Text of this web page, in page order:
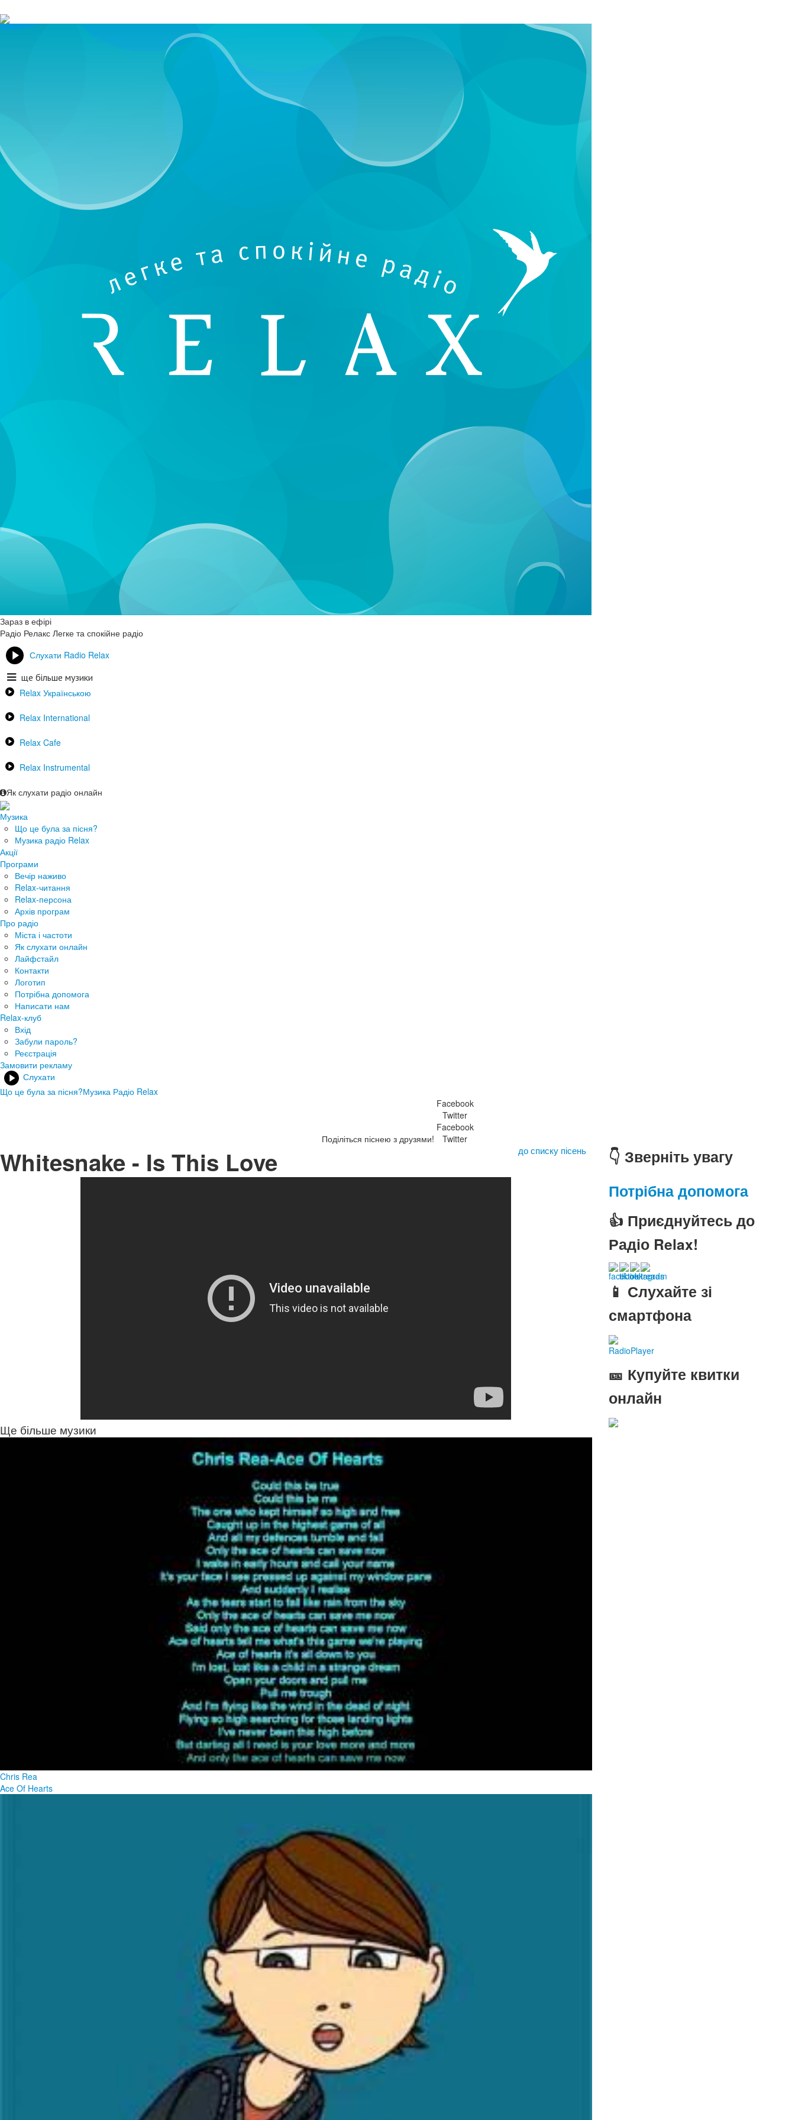
Зараз в ефірі
Радіо Релакс Легке та спокійне радіо
Слухати Radio Relax
ще більше музики
Relax Українською
Relax International
Relax Cafe
Relax Instrumental
Як слухати радіо онлайн
Музика
Що це була за пісня?
Музика радіо Relax
Акції
Програми
Вечір наживо
Relax-читання
Relax-персона
Архів програм
Про радіо
Міста і частоти
Як слухати онлайн
Лайфстайл
Контакти
Логотип
Потрібна допомога
Написати нам
Relax-клуб
Вхід
Забули пароль?
Реєстрація
Замовити рекламу
Слухати
Що це була за пісня?Музика Радіо Relax
Поділіться піснею з друзями!
Facebook
Twitter
Facebook
Twitter
Whitesnake - Is This Love до списку пісень
Ще більше музики
Chris Rea
Ace Of Hearts
👇 Зверніть увагу
Потрібна допомога
👍 Приєднуйтесь до
Радіо Relax!
📱 Слухайте зі
смартфона
RadioPlayer
🎫 Купуйте квитки
онлайн